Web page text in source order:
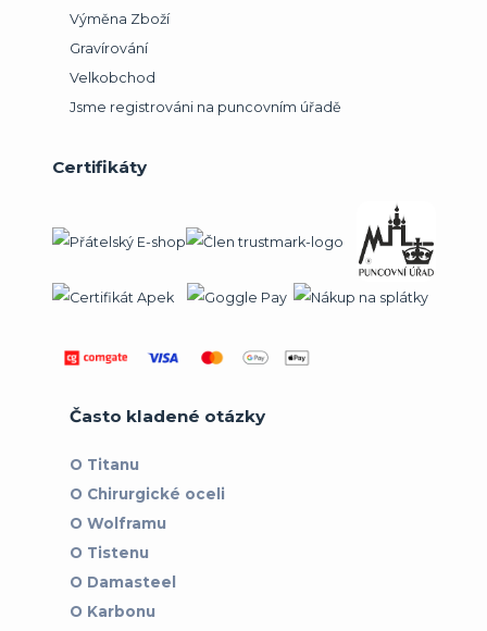
Výměna Zboží
Gravírování
Velkobchod
Jsme registrováni na puncovním úřadě
Certifikáty
Často kladené otázky
O Titanu
O Chirurgické oceli
O Wolframu
O Tistenu
O Damasteel
O Karbonu